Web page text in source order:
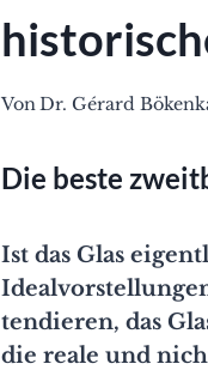
VonDr. Gérard
Die beste
Ist das Glas
tendieren, das
die reale und